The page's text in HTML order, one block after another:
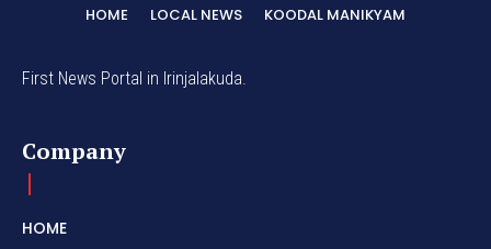
HOME LOCAL NEWS KOODAL MANIKYAM
First News Portal in Irinjalakuda.
Company
HOME